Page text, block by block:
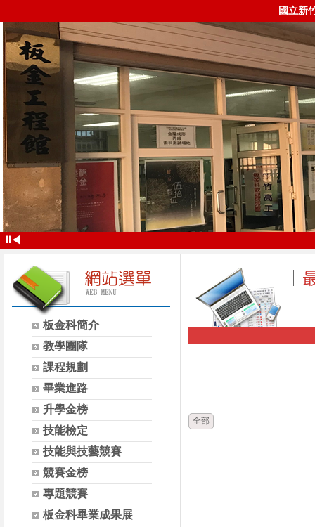
國立新
⏸◀
板金科簡介
教學團隊
課程規劃
畢業進路
升學金榜
技能檢定
技能與技藝競賽
競賽金榜
專題競賽
板金科畢業成果展
全部